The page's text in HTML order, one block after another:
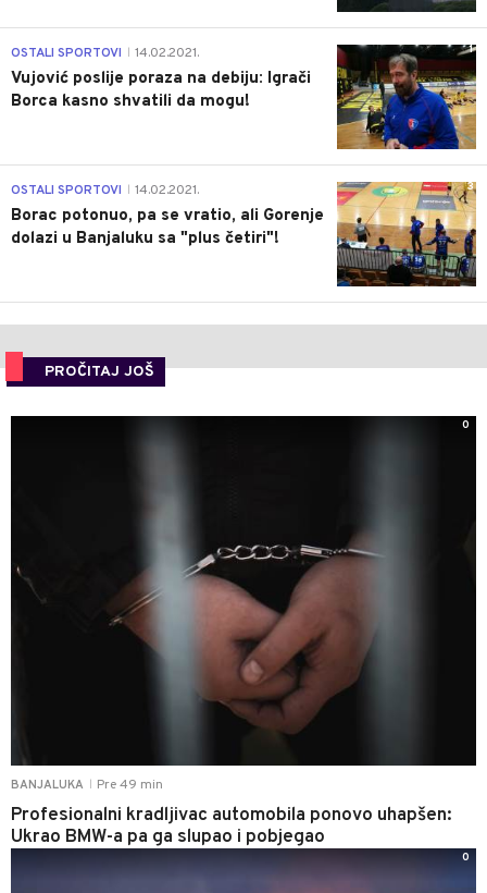
1
OSTALI SPORTOVI 14.02.2021.
Vujović poslije poraza na debiju: Igrači
Borca kasno shvatili da mogu!
3
OSTALI SPORTOVI 14.02.2021.
Borac potonuo, pa se vratio, ali Gorenje
dolazi u Banjaluku sa "plus četiri"!
PROČITAJ JOŠ
BANJALUKA Pre 49 min
Profesionalni kradljivac automobila ponovo uhapšen:
Ukrao BMW-a pa ga slupao i pobjegao
0
0